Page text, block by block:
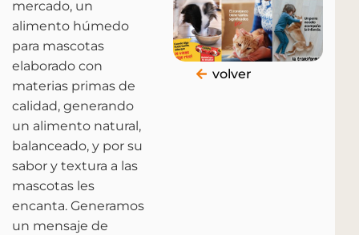
mercado, un
alimento húmedo
para mascotas
elaborado con
materias primas de
calidad, generando
un alimento natural,
balanceado, y por su
sabor y textura a las
mascotas les
encanta. Generamos
un mensaje de
volver